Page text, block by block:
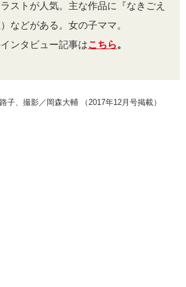
ストが人気。主な作品に『なきごえ
などがある。女の子ママ。
ンタビュー記事はこちら。
子、撮影／岡森大輔 （2017年12月号掲載）